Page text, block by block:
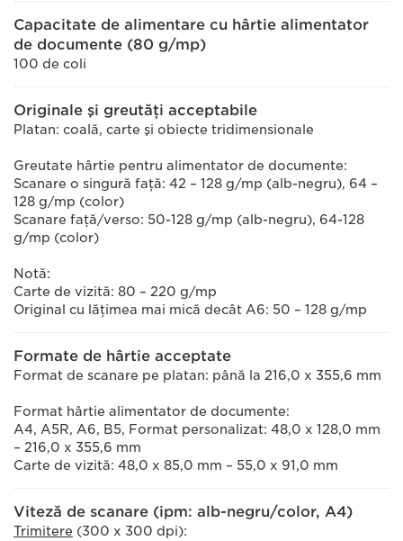
Capacitate de alimentare cu hârtie alimentator
de documente (80 g/mp)
100 de coli
Originale şi greutăţi acceptabile
Platan: coală, carte şi obiecte tridimensionale
Greutate hârtie pentru alimentator de documente:
Scanare o singură faţă: 42 – 128 g/mp (alb-negru), 64 –
128 g/mp (color)
Scanare faţă/verso: 50-128 g/mp (alb-negru), 64-128
g/mp (color)
Notă:
Carte de vizită: 80 – 220 g/mp
Original cu lăţimea mai mică decât A6: 50 – 128 g/mp
Formate de hârtie acceptate
Format de scanare pe platan: până la 216,0 x 355,6 mm
Format hârtie alimentator de documente:
A4, A5R, A6, B5, Format personalizat: 48,0 x 128,0 mm
– 216,0 x 355,6 mm
Carte de vizită: 48,0 x 85,0 mm – 55,0 x 91,0 mm
Viteză de scanare (ipm: alb-negru/color, A4)
Trimitere (300 x 300 dpi):